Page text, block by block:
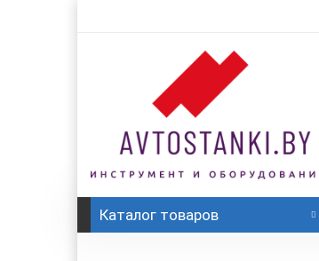
Каталог товаров